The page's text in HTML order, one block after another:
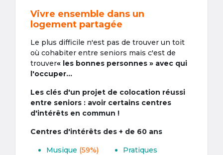
Vivre ensemble dans un
logement partagée
Le plus difficile n'est pas de trouver un toit
où cohabiter entre seniors mais c'est de
trouver« les bonnes personnes » avec qui
l'occuper...
Les clés d'un projet de colocation réussi
entre seniors : avoir certains centres
d'intérêts en commun !
Centres d'intérêts des + de 60 ans
Musique (59%)
Pratiques